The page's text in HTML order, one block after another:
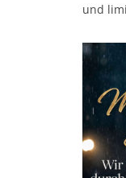
und